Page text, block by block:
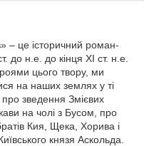
– це історичний роман-
до н.е. до кінця XI ст. н.е.
цього твору, ми
на наших землях у ті
зведення Змієвих
на чолі з Бусом, про
Кия, Щека, Хорива і
князя Аскольда.